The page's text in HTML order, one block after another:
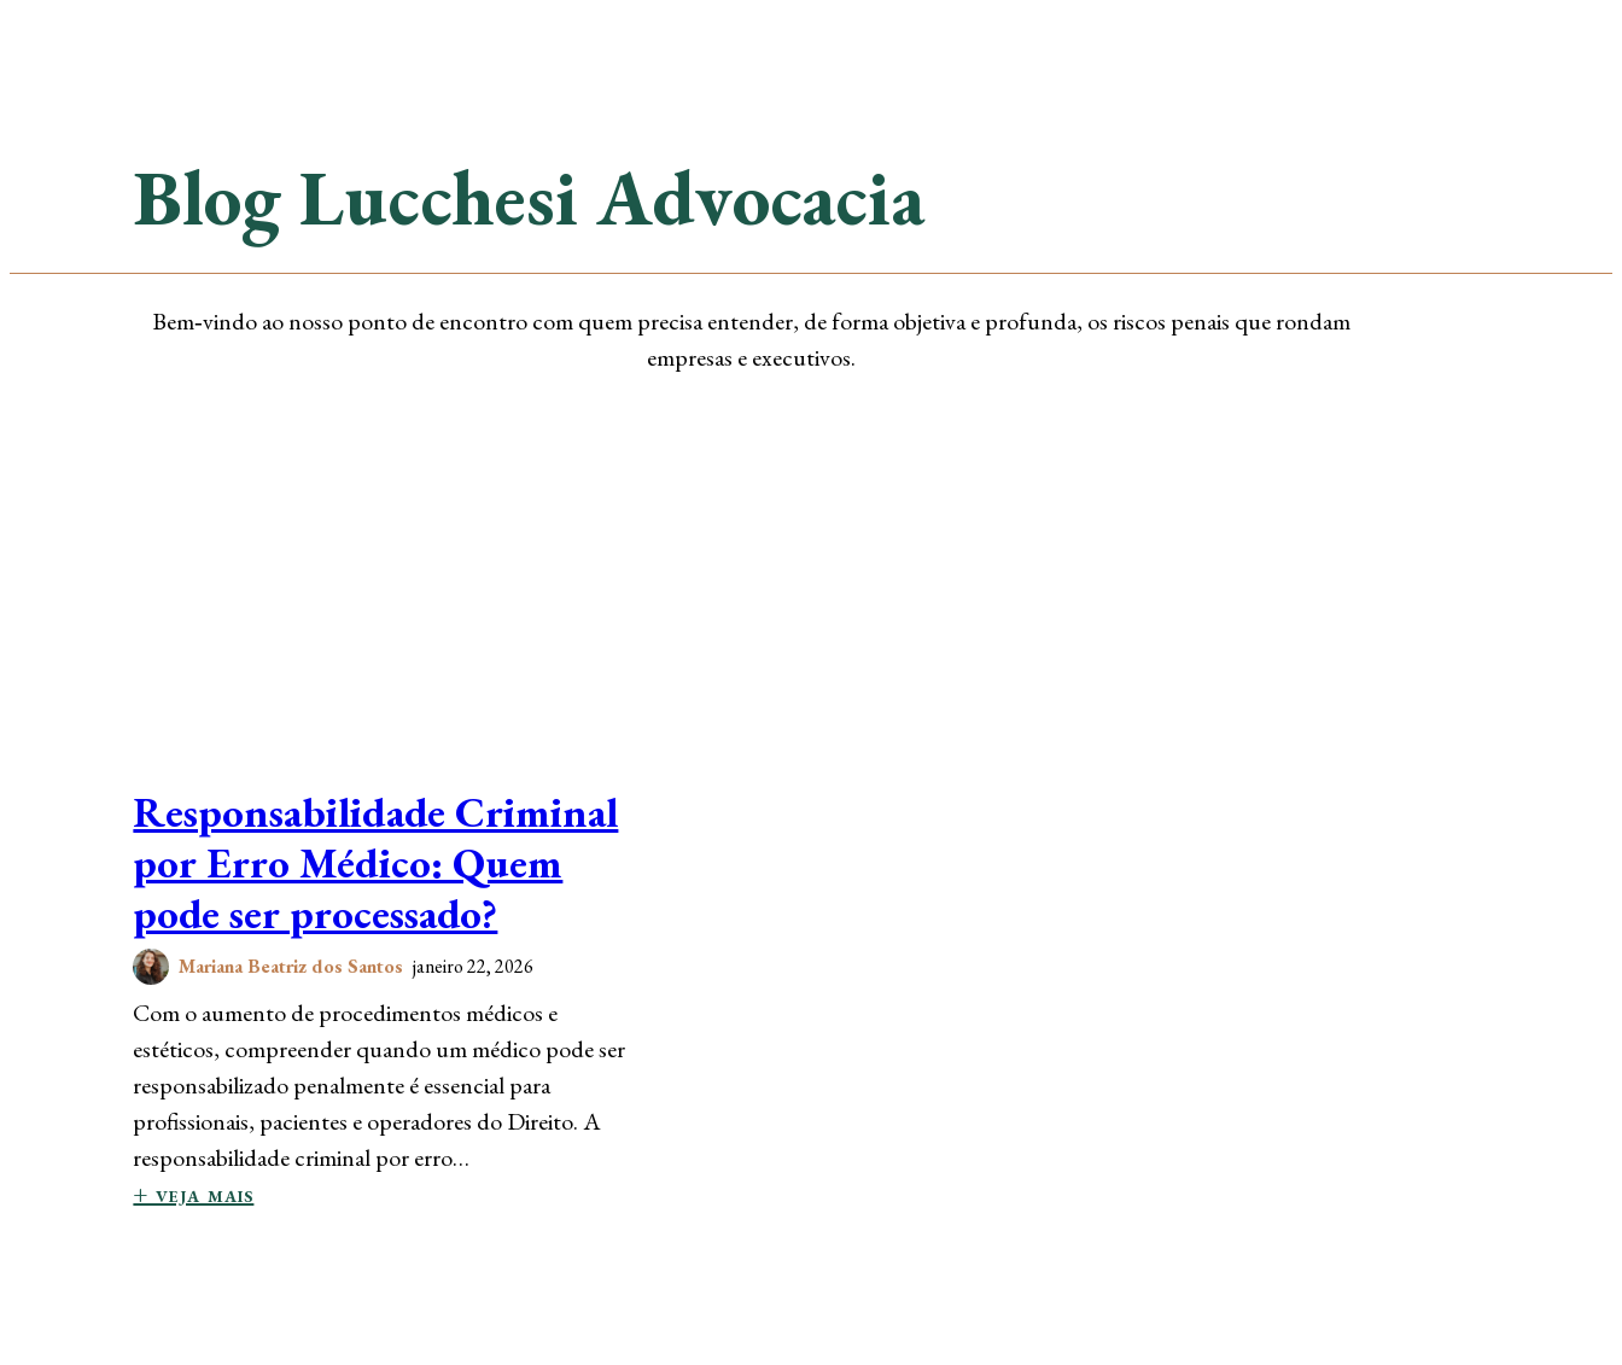
Blog Lucchesi Advocacia
Bem‑vindo ao nosso ponto de encontro com quem precisa entender, de forma objetiva e profunda, os riscos penais que rondam
empresas e executivos.
Responsabilidade Criminal
por Erro Médico: Quem
pode ser processado?
Mariana Beatriz dos Santos janeiro 22, 2026
Com o aumento de procedimentos médicos e
estéticos, compreender quando um médico pode ser
responsabilizado penalmente é essencial para
profissionais, pacientes e operadores do Direito. A
responsabilidade criminal por erro…
+ veja mais